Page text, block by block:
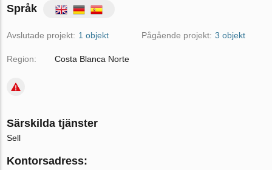
Språk
Avslutade projekt: 1 objekt Pågående projekt: 3 objekt
Region: Costa Blanca Norte
Särskilda tjänster
Sell
Kontorsadress: